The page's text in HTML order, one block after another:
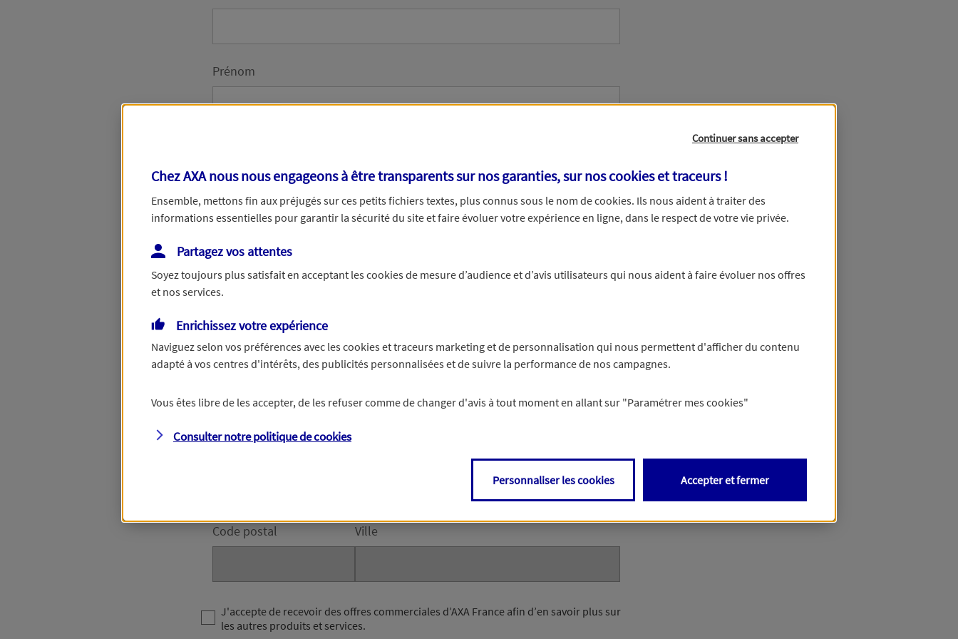
Prénom
Numéro de téléphone
Votre numéro de téléphone et votre email permettront à nos conseillers de vous contacter afin de préciser votre besoin et vous
Votre domicile
Code postal Ville
J'accepte de recevoir des offres commerciales d’AXA France afin d’en savoir plus sur
les autres produits et services.
Continuer sans accepter
Chez AXA nous nous engageons à être transparents sur nos garanties, sur noscookies et traceurs!
Ensemble, mettons fin aux préjugés sur ces petits fichiers textes, plus connus sous le nom decookies. Ils nous aident à traiter des
informations essentielles pour garantir la sécurité du site et faire évoluer votre expérience en ligne, dans le respect de votre vie privée.
Partagez vos attentes
Soyez toujours plus satisfait en acceptant les cookies de mesure d’audience et d’avis utilisateurs qui nous aident à faire évoluer nos offres
et nos services.
Enrichissez votre expérience
Naviguez selon vos préférences avec les cookies et traceurs marketing et de personnalisation qui nous permettent d'afficher du contenu
adapté à vos centres d'intérêts, des publicités personnalisées et de suivre la performance de nos campagnes.
Vous êtes libre de les accepter, de les refuser comme de changer d'avis à tout moment en allant sur "Paramétrer mes cookies"
Consulter notre politique decookies
Personnaliser les cookies Accepter et fermer